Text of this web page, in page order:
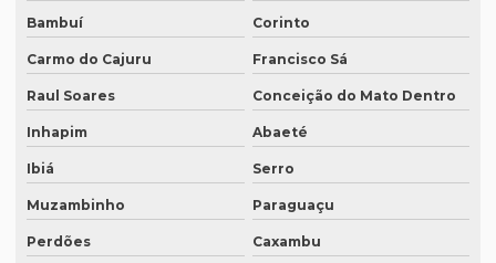
Intérprete de espanhol em campinas
Intérprete de espanhol em curitiba
Intérprete de espanhol em porto alegre
Intérprete para eventos
Intérprete de inglês em campinas
Intérprete de inglês em curitiba
Bambuí Corinto
Carmo do Cajuru Francisco Sá
Raul Soares Conceição do Mato Dentro
Inhapim Abaeté
Ibiá Serro
Muzambinho Paraguaçu
Perdões Caxambu